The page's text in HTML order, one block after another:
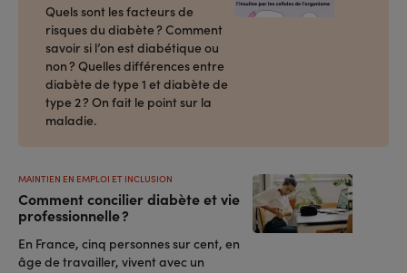
Quels sont les facteurs de
risques du diabète ? Comment
savoir si l’on est diabétique ou
non ? Quelles différences entre
diabète de type 1 et diabète de
type 2 ? On fait le point sur la
maladie.
Comment concilier diabète et vie
professionnelle ?
MAINTIEN EN EMPLOI ET INCLUSION
En France, cinq personnes sur cent, en
âge de travailler, vivent avec un